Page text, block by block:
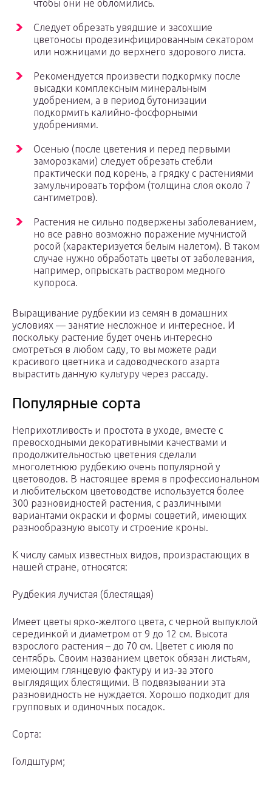
чтобы они не обломились.
Следует обрезать увядшие и засохшие
цветоносы продезинфицированным секатором
или ножницами до верхнего здорового листа.
Рекомендуется произвести подкормку после
высадки комплексным минеральным
удобрением, а в период бутонизации
подкормить калийно-фосфорными
удобрениями.
Осенью (после цветения и перед первыми
заморозками) следует обрезать стебли
практически под корень, а грядку с растениями
замульчировать торфом (толщина слоя около 7
сантиметров).
Растения не сильно подвержены заболеванием,
но все равно возможно поражение мучнистой
росой (характеризуется белым налетом). В таком
случае нужно обработать цветы от заболевания,
например, опрыскать раствором медного
купороса.
Выращивание рудбекии из семян в домашних
условиях — занятие несложное и интересное. И
поскольку растение будет очень интересно
смотреться в любом саду, то вы можете ради
красивого цветника и садоводческого азарта
вырастить данную культуру через рассаду.
Популярные сорта
Неприхотливость и простота в уходе, вместе с
превосходными декоративными качествами и
продолжительностью цветения сделали
многолетнюю рудбекию очень популярной у
цветоводов. В настоящее время в профессиональном
и любительском цветоводстве используется более
300 разновидностей растения, с различными
вариантами окраски и формы соцветий, имеющих
разнообразную высоту и строение кроны.
К числу самых известных видов, произрастающих в
нашей стране, относятся:
Рудбекия лучистая (блестящая)
Имеет цветы ярко-желтого цвета, с черной выпуклой
серединкой и диаметром от 9 до 12 см. Высота
взрослого растения – до 70 см. Цветет с июля по
сентябрь. Своим названием цветок обязан листьям,
имеющим глянцевую фактуру и из-за этого
выглядящих блестящими. В подвязывании эта
разновидность не нуждается. Хорошо подходит для
групповых и одиночных посадок.
Сорта:
Голдштурм;